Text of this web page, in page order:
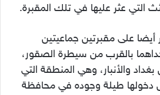
التي عثر عليها في تلك المقبرة.
على مقبرتين جماعيتين
بالقرب من سيطرة الصقور،
والأنبار، وهي المنطقة التي
طيلة وجوده في محافظة